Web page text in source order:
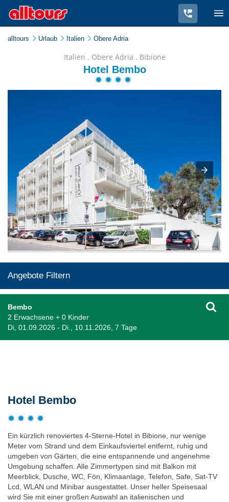
alltours Urlaub Italien Obere Adria
Italien . Obere Adria . Bibione
Hotel Bembo
Angebote Filtern
Bembo
2 Erwachsene + 0 Kinder
Di, 01.09.2026 - Di., 10.11.2026, 7 Tage
Hotel Bembo
Ein kürzlich renoviertes 4-Sterne-Hotel in Bibione, nur wenige
Meter vom Strand und dem Einkaufsviertel entfernt, ruhig und
umgeben von Gärten, die eine entspannende und angenehme
Umgebung schaffen. Alle Zimmertypen sind mit Balkon mit
Meerblick, Dusche, WC, Fön, Klimaanlage, Telefon, Safe, Sat-TV
Lcd, WLAN und Minibar ausgestattet. Unser heller Speisesaal
wird Sie mit einer großen Auswahl an italienischen und